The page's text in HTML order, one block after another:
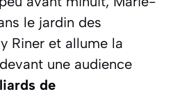
le jardin des
Riner et allume la
une audience
de